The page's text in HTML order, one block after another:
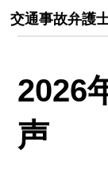
交通事故弁護
2026
声